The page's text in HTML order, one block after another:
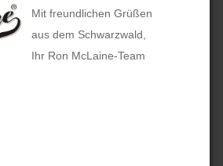
Mit freundlichen Grüßen
aus dem Schwarzwald,
Ihr Ron McLaine-Team